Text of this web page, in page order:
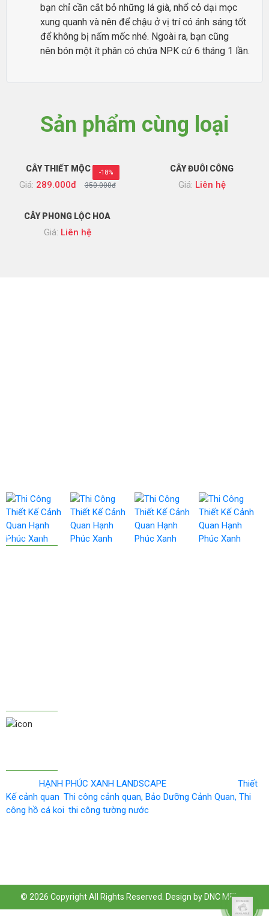
bạn chỉ cần cắt bỏ những lá già, nhổ cỏ dại mọc
xung quanh và nên để chậu ở vị trí có ánh sáng tốt
để không bị nấm mốc nhé. Ngoài ra, bạn cũng
nên bón một ít phân có chứa NPK cứ 6 tháng 1 lần.
Sản phẩm cùng loại
CÂY THIẾT MỘC LAN
Giá: 289.000đ 350.000đ
-18% CÂY ĐUÔI CÔNG
Giá: Liên hệ
CÂY PHONG LỘC HOA
Giá: Liên hệ
DỊCH VỤ
HẠNH PHÚC XANH LANDSCAPE
Thiết
Kế cảnh quan Thi công cảnh quan, Bảo Dưỡng Cảnh Quan, Thi
công hồ cá koi thi công tường nước
© 2026 CopyrightAll Rights Reserved. Design by DNC MEDIA.